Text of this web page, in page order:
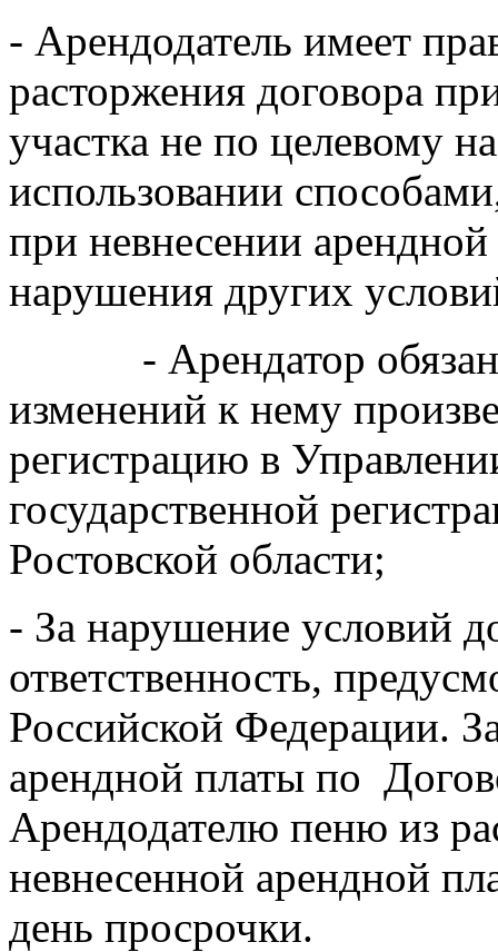
- Арендодатель имеет
расторжения договора
участка не по целевому
использовании
при невнесении
нарушения других
- Арендатор обязан
изменений к нему
регистрацию в
государственной
Ростовской области;
- За нарушение условий
ответственность,
Российской Федерации.
арендной платы по
Арендодателю пеню из
невнесенной арендной
день просрочки.